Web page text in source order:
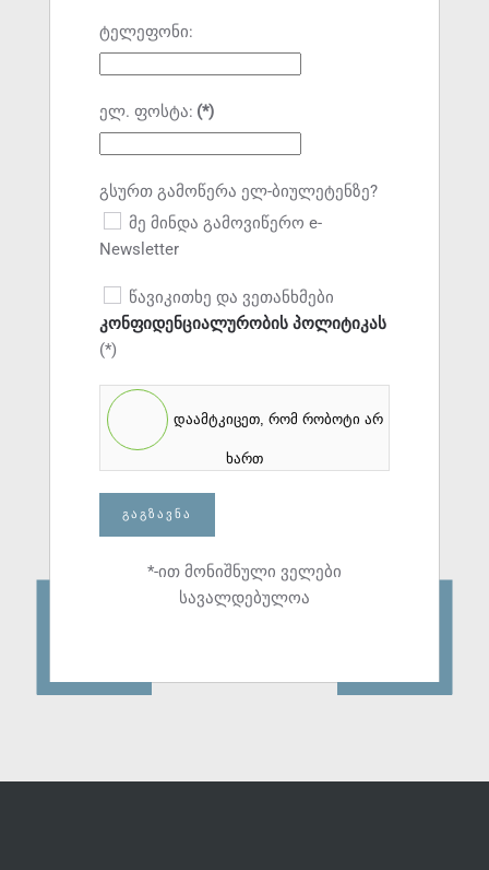
ტელეფონი:
ელ. ფოსტა: (*)
გსურთ გამოწერა ელ-ბიულეტენზე?
მე მინდა გამოვიწერო e-
Newsletter
წავიკითხე და ვეთანხმები
კონფიდენციალურობის პოლიტიკას
(*)
დაამტკიცეთ, რომ რობოტი არ
ხართ
ᲒᲐᲒᲖᲐᲕᲜᲐ
*-ით მონიშნული ველები
სავალდებულოა